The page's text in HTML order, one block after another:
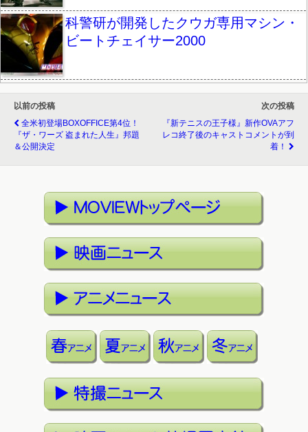
科警研が開発したクウガ専用マシン・
ビートチェイサー2000
以前の投稿
全米初登場BOXOFFICE第4位！
『ザ・ワーズ 盗まれた人生』邦題
＆公開決定
次の投稿
『新テニスの王子様』新作OVAアフ
レコ終了後のキャストコメントが到
着！